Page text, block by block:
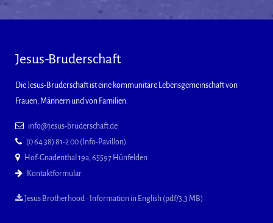
Jesus-Bruderschaft
Die Jesus-Bruderschaft ist eine kommunitäre Lebensgemeinschaft von
Frauen, Männern und von Familien.
info@jesus-bruderschaft.de
(0 64 38) 81-2 00 (Info-Pavillon)
Hof-Gnadenthal 19a, 65597 Hünfelden
Kontaktformular
Jesus Brotherhood - Information in English (pdf/3,3 MB)